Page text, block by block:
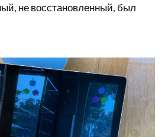
не восстановленный, был